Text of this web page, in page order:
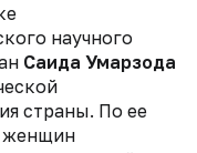
научного
Саида Умарзода
страны. По ее
женщин